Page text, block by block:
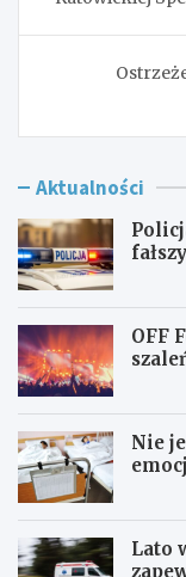
Aktualności
OFF
Nie
Lato